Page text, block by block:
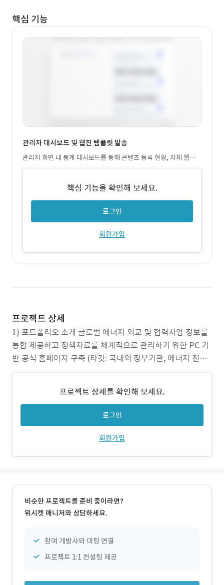
핵심 기능
관리자 대시보드 및 웹진 템플릿 발송
관리자 화면 내 통계 대시보드를 통해 콘텐츠 등록 현황, 자체 웹진
템플릿을 활용한 뉴스레터 작성 및 일괄 발송 기능도 구현
핵심 기능을 확인해 보세요.
로그인
회원가입
프로젝트 상세
1) 포트폴리오 소개 글로벌 에너지 외교 및 협력사업 정보를
통합 제공하고 정책자료를 체계적으로 관리하기 위한 PC 기
반 공식 홈페이지 구축 (타깃: 국내외 정부기관, 에너지 전문
가, 연구기관 관계자) 2) 작업 범위 정보구조 설계, 정책 콘텐
지 및 콘텐츠 관리 시스템 구축 3) 주요 업무 기관 소개 및 주
프로젝트 상세를 확인해 보세요.
로그인
회원가입
비슷한 프로젝트를 준비 중이라면?
위시켓 매니저와 상담하세요.
참여 개발사와 미팅 연결
프로젝트 1:1 컨설팅 제공